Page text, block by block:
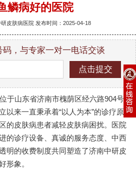
鳞病好的医院
皮肤病医院 发布时间：2025-04-18
，与专家一对一电话交谈
于山东省济南市槐荫区经六路904号
以来一直秉承着“以人为本”的诊疗原
的皮肤病患者减轻皮肤病困扰。医院
的诊疗设备、真诚的服务态度、中西
明的收费制度共同塑造了济南中研皮
形象。